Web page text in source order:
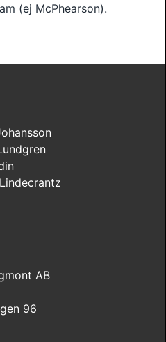
(ej McPhearson).
AB
96